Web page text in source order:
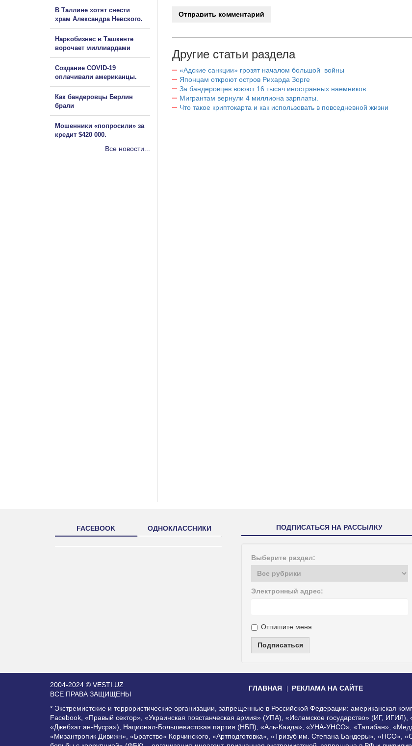
Другие статьи раздела
«Адские санкции» грозят началом большой войны
Японцам откроют остров Рихарда Зорге
За бандеровцев воюют 16 тысяч иностранных наемников.
Мигрантам вернули 4 миллиона зарплаты.
Что такое криптокарта и как использовать в повседневной жизни
В Таллине хотят снести
храм Александра Невского.
Наркобизнес в Ташкенте
ворочает миллиардами
Создание COVID-19
оплачивали американцы.
Как бандеровцы Берлин
брали
Мошенники «попросили» за
кредит $420 000.
Все новости...
FACEBOOK ОДНОКЛАССНИКИ ПОДПИСАТЬСЯ НА РАССЫЛКУ
Выберите раздел:
Электронный адрес:
Отпишите меня
Подписаться
2004-2024 © VESTI.UZ
ВСЕ ПРАВА ЗАЩИЩЕНЫ
ГЛАВНАЯ РЕКЛАМА НА САЙТЕ
* Экстремистские и террористические организации, запрещенные в Российской Федерации: американская
Facebook, «Правый сектор», «Украинская повстанческая армия» (УПА), «Исламское государство» (ИГ,
«Джебхат ан-Нусра»), Национал-Большевистская партия (НБП), «Аль-Каида», «УНА-УНСО», «Талибан»,
«Мизантропик Дивижн», «Братство» Корчинского, «Артподготовка», «Тризуб им. Степана Бандеры», «НСО»,